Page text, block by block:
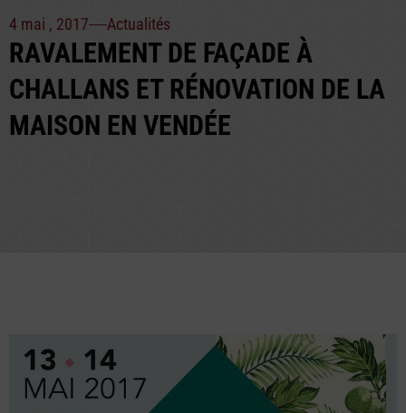
4 mai , 2017 Actualités
RAVALEMENT DE FAÇADE À
CHALLANS ET RÉNOVATION DE LA
MAISON EN VENDÉE